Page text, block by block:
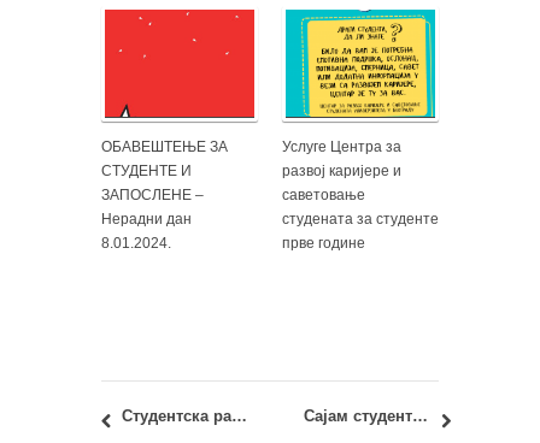
ОБАВЕШТЕЊЕ ЗА
СТУДЕНТЕ И
ЗАПОСЛЕНЕ –
Нерадни дан
8.01.2024.
Услуге Центра за
развој каријере и
саветовање
студената за студенте
прве године
Студентска радионица 3rd BALKAN ARCHITECTURAL STUDENTS WORKSHOP PROGRAM Сајам студентске стручне праксе у јавној управи 2022/2023